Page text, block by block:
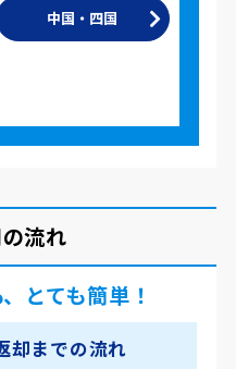
中国・四国
流れ
とても簡単！
却までの流れ